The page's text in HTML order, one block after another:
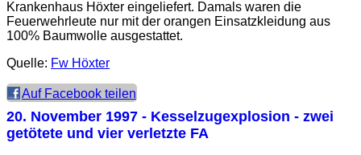
Krankenhaus Höxter eingeliefert. Damals waren die
Feuerwehrleute nur mit der orangen Einsatzkleidung aus
100% Baumwolle ausgestattet.
Quelle: Fw Höxter
Auf Facebook teilen
20. November 1997 - Kesselzugexplosion - zwei
getötete und vier verletzte FA